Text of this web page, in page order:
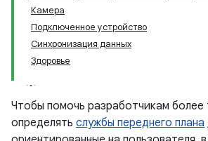
Камера
Подключенное устройство
Синхронизация данных
Здоровье
Чтобы помочь разработчикам более
определять службы переднего плана